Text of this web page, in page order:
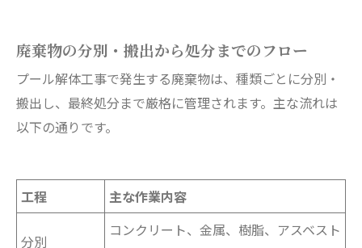
廃棄物の分別・搬出から処分までのフロー
プール解体工事で発生する廃棄物は、種類ごとに分別・
搬出し、最終処分まで厳格に管理されます。主な流れは
以下の通りです。
工程 主な作業内容
分別
コンクリート、金属、樹脂、アスベスト